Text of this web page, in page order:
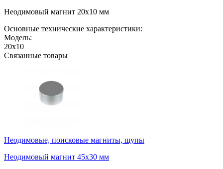
Неодимовый магнит 20х10 мм
Основные технические характеристики:
Модель:
20х10
Связанные товары
Неодимовые, поисковые магниты, щупы
Неодимовый магнит 45х30 мм